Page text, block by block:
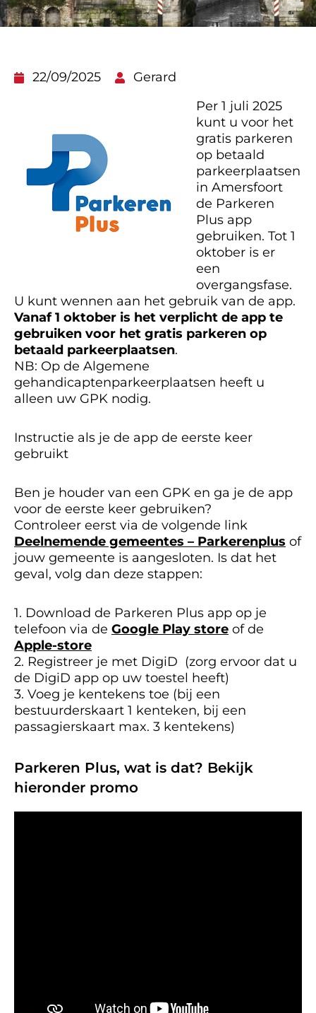
22/09/2025
Gerard
Per 1 juli 2025
kunt u voor het
gratis parkeren
op betaald
parkeerplaatsen
in Amersfoort
de Parkeren
Plus app
gebruiken. Tot 1
oktober is er
een
overgangsfase.
U kunt wennen aan het gebruik van de app.
Vanaf 1 oktober is het verplicht de app te
gebruiken voor het gratis parkeren op
betaald parkeerplaatsen.
NB: Op de Algemene
gehandicaptenparkeerplaatsen heeft u
alleen uw GPK nodig.
Instructie als je de app de eerste keer
gebruikt
Ben je houder van een GPK en ga je de app
voor de eerste keer gebruiken?
Controleer eerst via de volgende link
Deelnemende gemeentes – Parkerenplus of
jouw gemeente is aangesloten. Is dat het
geval, volg dan deze stappen:
1. Download de Parkeren Plus app op je
telefoon via de Google Play store of de
Apple-store
2. Registreer je met DigiD (zorg ervoor dat u
de DigiD app op uw toestel heeft)
3. Voeg je kentekens toe (bij een
bestuurderskaart 1 kenteken, bij een
passagierskaart max. 3 kentekens)
Parkeren Plus, wat is dat? Bekijk
hieronder promo